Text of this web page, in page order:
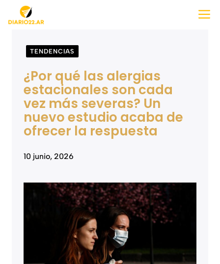
Saltar
TENDENCIAS
¿Por qué las alergias
estacionales son cada
vez más severas? Un
nuevo estudio acaba de
ofrecer la respuesta
10 junio, 2026